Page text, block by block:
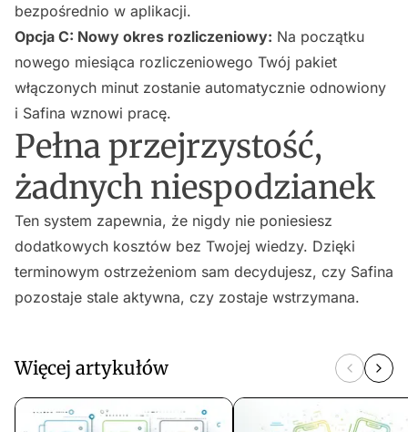
bezpośrednio w aplikacji.
Opcja C: Nowy okres rozliczeniowy: Na początku
nowego miesiąca rozliczeniowego Twój pakiet
włączonych minut zostanie automatycznie odnowiony
i Safina wznowi pracę.
Pełna przejrzystość,
żadnych niespodzianek
Ten system zapewnia, że nigdy nie poniesiesz
dodatkowych kosztów bez Twojej wiedzy. Dzięki
terminowym ostrzeżeniom sam decydujesz, czy Safina
pozostaje stale aktywna, czy zostaje wstrzymana.
Więcej artykułów